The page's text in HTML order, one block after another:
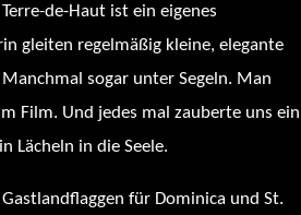
de-Haut ist ein eigenes
gleiten regelmäßig kleine, elegante
sogar unter Segeln. Man
Film. Und jedes mal zauberte uns ein
Lächeln in die Seele.
für Dominica und St.